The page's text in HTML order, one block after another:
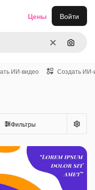
ОчиститьПоиск
Цены Войти
ИИ-видео Создать ИИ-
Фильтры